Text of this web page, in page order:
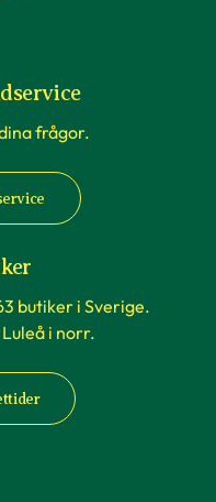
frågor.
butiker i Sverige.
i norr.